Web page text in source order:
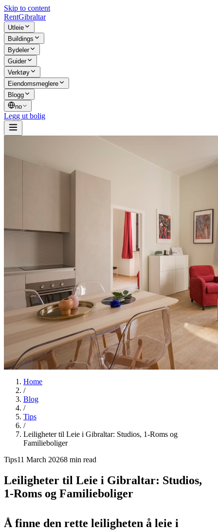
Skip to content
RentGibraltar
Utleie
Buildings
Bydeler
Guider
Verktøy
Eiendomsmeglere
Blogg
no
Legg ut bolig
Home
/
Blog
/
Tips
/
Leiligheter til Leie i Gibraltar: Studios, 1-Roms og
Familieboliger
Tips11 March 20268 min read
Leiligheter til Leie i Gibraltar: Studios,
1-Roms og Familieboliger
Å finne den rette leiligheten å leie i